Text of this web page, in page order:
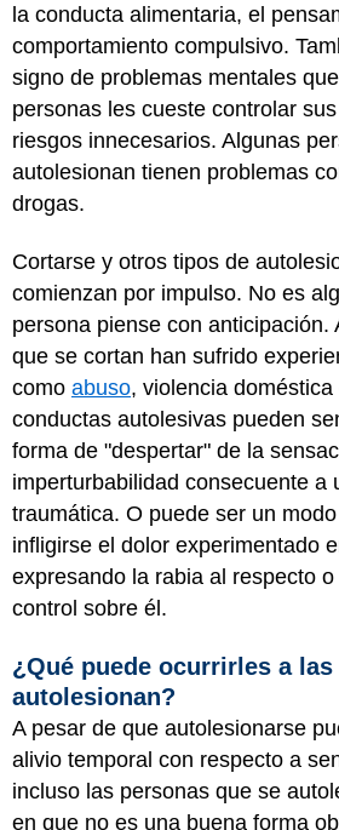
la conducta alimentaria, el
comportamiento compulsivo.
signo de problemas mentales
personas les cueste controlar
riesgos innecesarios. Algunas
autolesionan tienen problemas
drogas.
Cortarse y otros tipos de
comienzan por impulso. No es
persona piense con anticipación.
que se cortan han sufrido
como abuso, violencia
conductas autolesivas pueden
forma de "despertar" de la
imperturbabilidad consecuente a
traumática. O puede ser un
infligirse el dolor experimentado
expresando la rabia al respecto
control sobre él.
¿Qué puede ocurrirles a
autolesionan?
A pesar de que autolesionarse
alivio temporal con respecto a
incluso las personas que se
en que no es una buena forma